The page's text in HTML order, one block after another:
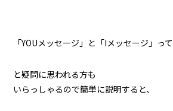
「YOUメッセージ」と「Iメッセージ」っ
と疑問に思われる方も
いらっしゃるので簡単に説明すると、